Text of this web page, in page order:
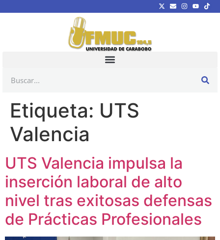
Etiqueta: UTS
Valencia
UTS Valencia impulsa la
inserción laboral de alto
nivel tras exitosas defensas
de Prácticas Profesionales